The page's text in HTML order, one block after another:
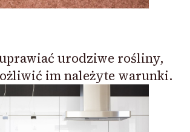
urodziwe rośliny,
im należyte warunki.